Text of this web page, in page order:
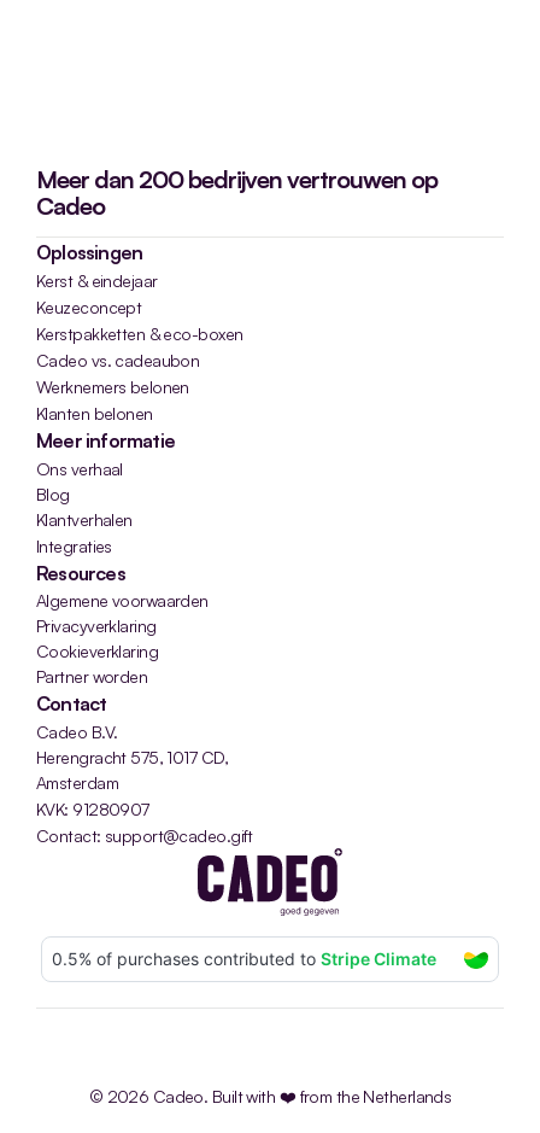
Meer dan 200 bedrijven vertrouwen op
Cadeo
Oplossingen
Kerst & eindejaar
Keuzeconcept
Kerstpakketten & eco-boxen
Cadeo vs. cadeaubon
Werknemers belonen
Klanten belonen
Meer informatie
Ons verhaal
Blog
Klantverhalen
Integraties
Resources
Algemene voorwaarden
Privacyverklaring
Cookieverklaring
Partner worden
Contact
Cadeo B.V.
Herengracht 575, 1017 CD,
Amsterdam
KVK: 91280907
Contact: support@cadeo.gift
© 2026 Cadeo. Built with ❤️ from the Netherlands